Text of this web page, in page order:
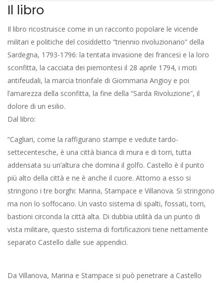
Il libro
Il libro ricostruisce come in un racconto popolare le vicende
militari e politiche del cosiddetto “triennio rivoluzionario” della
Sardegna, 1793-1796: la tentata invasione dei francesi e la loro
sconfitta, la cacciata dei piemontesi il 28 aprile 1794, i moti
antifeudali, la marcia trionfale di Giommaria Angioy e poi
l’amarezza della sconfitta, la fine della “Sarda Rivoluzione”, il
dolore di un esilio.
Dal libro:
“Cagliari, come la raffigurano stampe e vedute tardo-
settecentesche, è una città bianca di mura e di torri, tutta
addensata su un’altura che domina il golfo. Castello è il punto
più alto della città e ne è anche il cuore. Attorno a esso si
stringono i tre borghi: Marina, Stampace e Villanova. Si stringono
ma non lo soffocano. Un vasto sistema di spalti, fossati, torri,
bastioni circonda la città alta. Di dubbia utilità da un punto di
vista militare, questo sistema di fortificazioni tiene nettamente
separato Castello dalle sue appendici.
Da Villanova, Marina e Stampace si può penetrare a Castello